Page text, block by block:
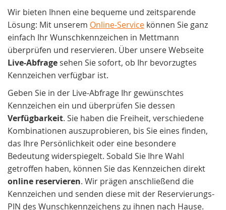
Wir bieten Ihnen eine bequeme und zeitsparende
Lösung: Mit unserem Online-Service können Sie ganz
einfach Ihr Wunschkennzeichen in Mettmann
überprüfen und reservieren. Über unsere Webseite
Live-Abfrage sehen Sie sofort, ob Ihr bevorzugtes
Kennzeichen verfügbar ist.
Geben Sie in der Live-Abfrage Ihr gewünschtes
Kennzeichen ein und überprüfen Sie dessen
Verfügbarkeit. Sie haben die Freiheit, verschiedene
Kombinationen auszuprobieren, bis Sie eines finden,
das Ihre Persönlichkeit oder eine besondere
Bedeutung widerspiegelt. Sobald Sie Ihre Wahl
getroffen haben, können Sie das Kennzeichen direkt
online reservieren. Wir prägen anschließend die
Kennzeichen und senden diese mit der Reservierungs-
PIN des Wunschkennzeichens zu ihnen nach Hause.